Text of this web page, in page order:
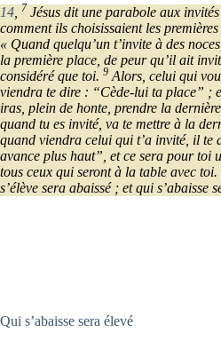
14 7 Jésus dit une parabole aux
comment ils choisissaient les
« Quand quelqu’un t’invite à des
la première place, de peur qu’il ait
considéré que toi. 9 Alors, celui qui
viendra te dire : “Cède-lui ta place” ;
iras, plein de honte, prendre la
quand tu es invité, va te mettre à la
quand viendra celui qui t’a invité, il te
avance plus haut”, et ce sera pour toi
tous ceux qui seront à la table avec toi.
s’élève sera abaissé ; et qui s’abaisse
Qui s’abaisse sera élevé